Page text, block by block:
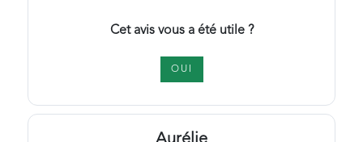
Cet avis vous a été utile ?
OUI